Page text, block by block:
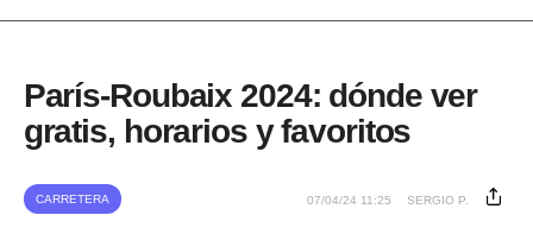
París-Roubaix 2024: dónde ver
gratis, horarios y favoritos
CARRETERA 07/04/24 11:25 SERGIO P.